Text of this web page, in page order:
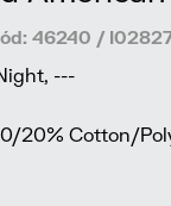
46240 /
---
20% Cotton/